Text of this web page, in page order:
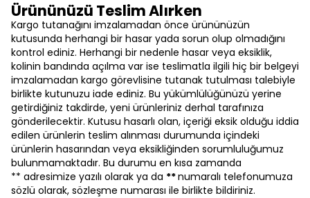
Ürününüzü Teslim Alırken
Kargo tutanağını imzalamadan önce ürününüzün
kutusunda herhangi bir hasar yada sorun olup olmadığını
kontrol ediniz. Herhangi bir nedenle hasar veya eksiklik,
kolinin bandında açılma var ise teslimatla ilgili hiç bir belgeyi
imzalamadan kargo görevlisine tutanak tutulması talebiyle
birlikte kutunuzu iade ediniz. Bu yükümlülüğünüzü yerine
getirdiğiniz takdirde, yeni ürünleriniz derhal tarafınıza
gönderilecektir. Kutusu hasarlı olan, içeriği eksik olduğu iddia
edilen ürünlerin teslim alınması durumunda içindeki
ürünlerin hasarından veya eksikliğinden sorumluluğumuz
bulunmamaktadır. Bu durumu en kısa zamanda
** adresimize yazılı olarak ya da **numaralı telefonumuza
sözlü olarak, sözleşme numarası ile birlikte bildiriniz.